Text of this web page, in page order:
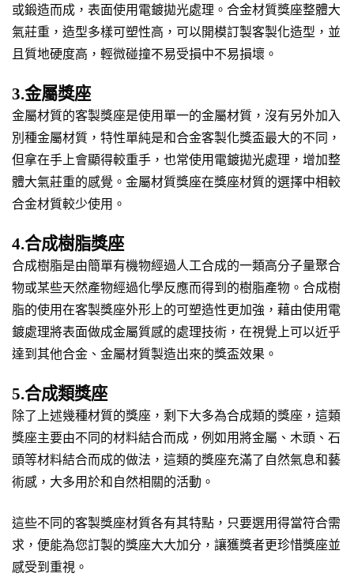
或鍛造而成，表面使用電鍍拋光處理。合金材質獎座整體大
氣莊重，造型多樣可塑性高，可以開模訂製客製化造型，並
且質地硬度高，輕微碰撞不易受損中不易損壞。
3.金屬獎座
金屬材質的客製獎座是使用單一的金屬材質，沒有另外加入
別種金屬材質，特性單純是和合金客製化獎盃最大的不同，
但拿在手上會顯得較重手，也常使用電鍍拋光處理，增加整
體大氣莊重的感覺。金屬材質獎座在獎座材質的選擇中相較
合金材質較少使用。
4.合成樹脂獎座
合成樹脂是由簡單有機物經過人工合成的一類高分子量聚合
物或某些天然產物經過化學反應而得到的樹脂產物。合成樹
脂的使用在客製獎座外形上的可塑造性更加強，藉由使用電
鍍處理將表面做成金屬質感的處理技術，在視覺上可以近乎
達到其他合金、金屬材質製造出來的獎盃效果。
5.合成類獎座
除了上述幾種材質的獎座，剩下大多為合成類的獎座，這類
獎座主要由不同的材料結合而成，例如用將金屬、木頭、石
頭等材料結合而成的做法，這類的獎座充滿了自然氣息和藝
術感，大多用於和自然相關的活動。
這些不同的客製獎座材質各有其特點，只要選用得當符合需
求，便能為您訂製的獎座大大加分，讓獲獎者更珍惜獎座並
感受到重視。